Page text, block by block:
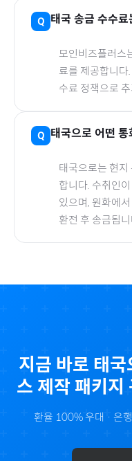
태국 송금 수수
모인비즈플러스
료를 제공합니
수료 정책으로
태국으로 어떤
태국으로는 현지
합니다. 수취인
있으며, 원화에
환전 후 송금됩
지금 바로 태국
스 제작 패키지
환율 100% 우대 · 은